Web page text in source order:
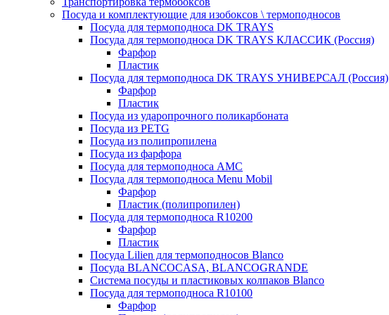
Посуда и комплектующие для изобоксов \ термоподносов
Посуда для термоподноса DK TRAYS
Посуда для термоподноса DK TRAYS КЛАССИК (Россия)
Фарфор
Пластик
Посуда для термоподноса DK TRAYS УНИВЕРСАЛ (Россия)
Фарфор
Пластик
Посуда из ударопрочного поликарбоната
Посуда из PETG
Посуда из полипропилена
Посуда из фарфора
Посуда для термоподноса AMC
Посуда для термоподноса Menu Mobil
Фарфор
Пластик (полипропилен)
Посуда для термоподноса R10200
Фарфор
Пластик
Посуда Lilien для термоподносов Blanco
Посуда BLANCOCASA, BLANCOGRANDE
Система посуды и пластиковых колпаков Blanco
Посуда для термоподноса R10100
Фарфор